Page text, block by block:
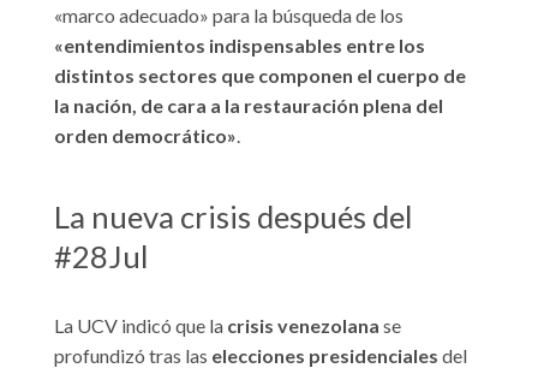
«marco adecuado» para la búsqueda de los
«entendimientos indispensables entre los
distintos sectores que componen el cuerpo de
la nación, de cara a la restauración plena del
orden democrático».
La nueva crisis después del
#28Jul
La UCV indicó que la crisis venezolana se
profundizó tras las elecciones presidenciales del